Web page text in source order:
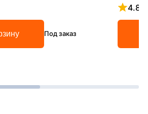
Под заказ
4.8